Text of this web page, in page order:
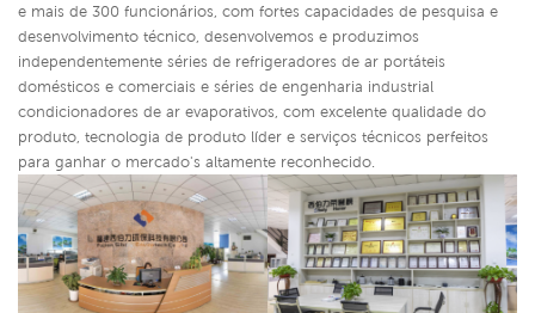
e mais de 300 funcionários, com fortes capacidades de pesquisa e
desenvolvimento técnico, desenvolvemos e produzimos
independentemente séries de refrigeradores de ar portáteis
domésticos e comerciais e séries de engenharia industrial
condicionadores de ar evaporativos, com excelente qualidade do
produto, tecnologia de produto líder e serviços técnicos perfeitos
para ganhar o mercado's altamente reconhecido.